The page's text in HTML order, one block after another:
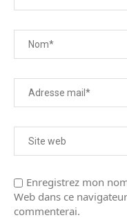
Enregistrez mon
Web dans ce
commenterai.